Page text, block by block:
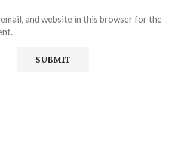
email, and website in this browser for the